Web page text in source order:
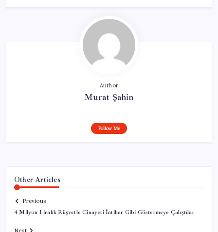
Author
Murat Şahin
Follow Me
Other Articles
Previous
4 Milyon Liralık Rüşvetle Cinayeti İntihar Gibi Göstermeye Çalıştılar